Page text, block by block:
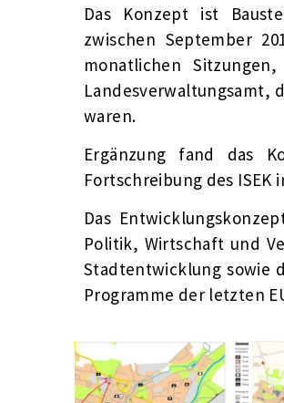
Das Konzept ist
zwischen September
monatlichen
Landesverwaltungsamt,
waren.
Ergänzung fand das
Fortschreibung des ISEK
Das
Politik, Wirtschaft und
Stadtentwicklung sowie
Programme der letzten